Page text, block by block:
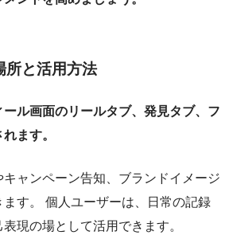
所と活用方法
ール画面のリールタブ、発見タブ、フ
ます。
ャンペーン告知、ブランドイメージ
す。 個人ユーザーは、日常の記録
現の場として活用できます。